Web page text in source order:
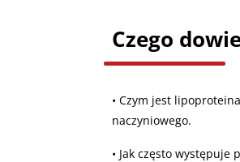
Czego
• Czym jest
naczyniowego.
• Jak często występuje